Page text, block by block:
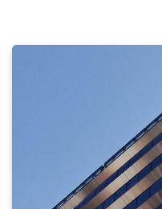
Undertenants' relief